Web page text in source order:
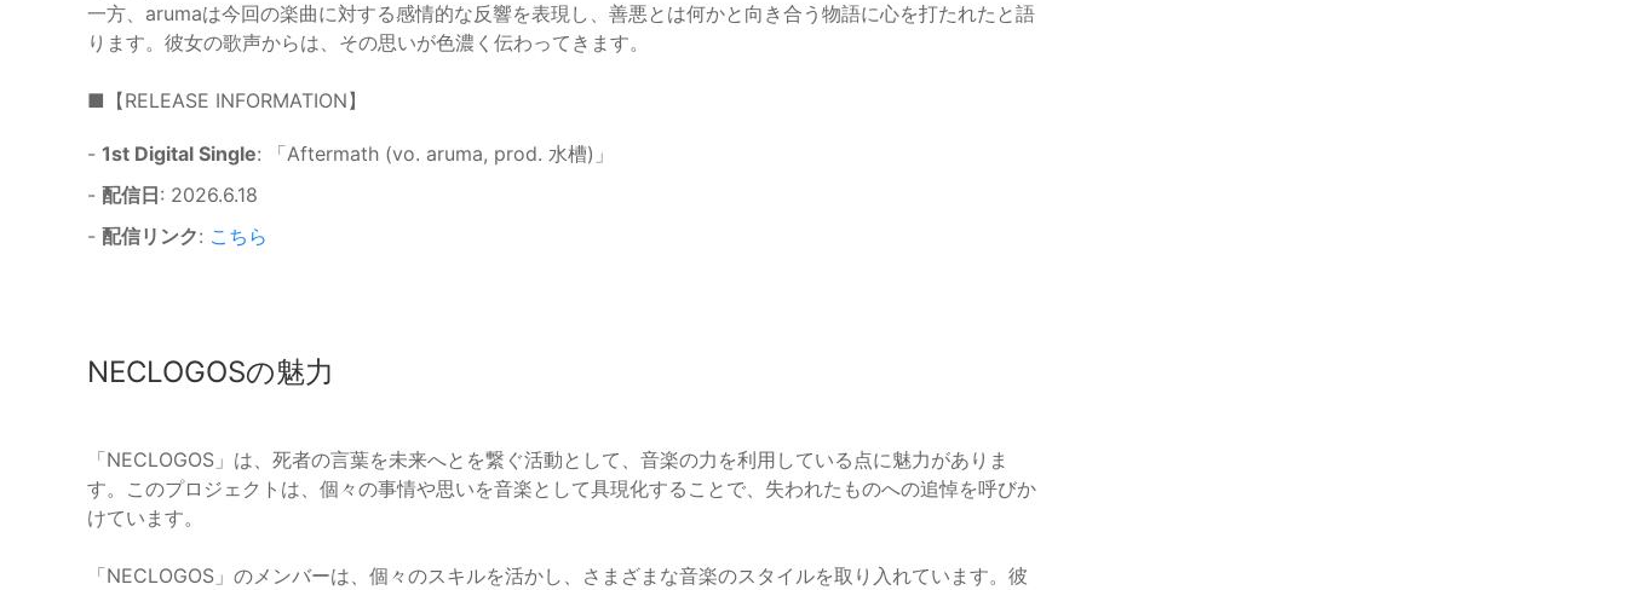
一方、arumaは今回の楽曲に対する感情的な反響を表現し、善悪とは何かと向き合う物語に心を打たれたと語
ります。彼女の歌声からは、その思いが色濃く伝わってきます。
■【RELEASE INFORMATION】
- 1st Digital Single: 「Aftermath (vo. aruma, prod. 水槽)」
- 配信日 : 2026.6.18
- 配信リンク: こちら
NECLOGOSの魅力
「NECLOGOS」は、死者の言葉を未来へとを繋ぐ活動として、音楽の力を利用している点に魅力がありま
す。このプロジェクトは、個々の事情や思いを音楽として具現化することで、失われたものへの追悼を呼びか
けています。
「NECLOGOS」のメンバーは、個々のスキルを活かし、さまざまな音楽のスタイルを取り入れています。彼